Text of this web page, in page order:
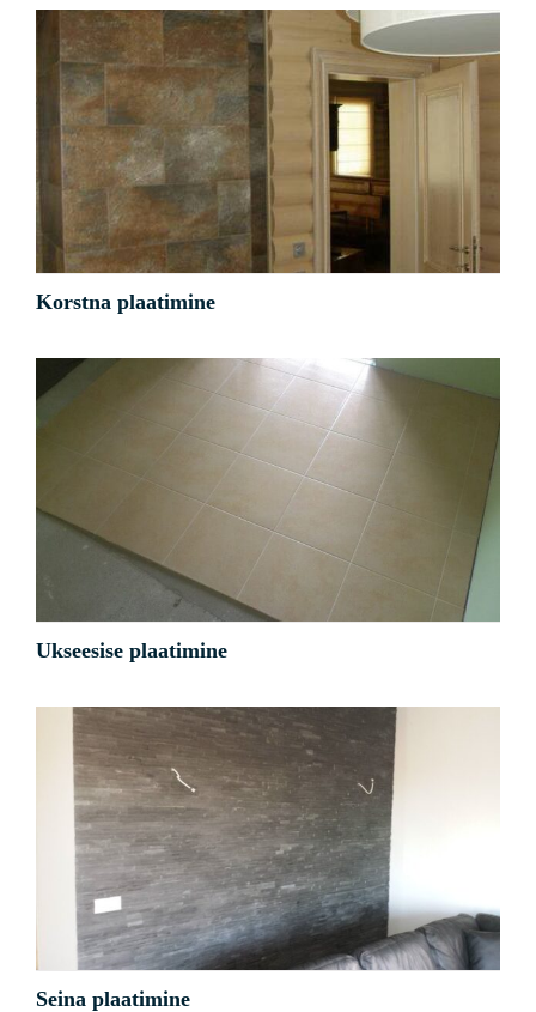
Korstna plaatimine
Kõik Muud
Korstna plaatimine
Ukseesise plaatimine
Kõik Muud
Ukseesise plaatimine
Seina plaatimine
Kõik Muud
Seina plaatimine